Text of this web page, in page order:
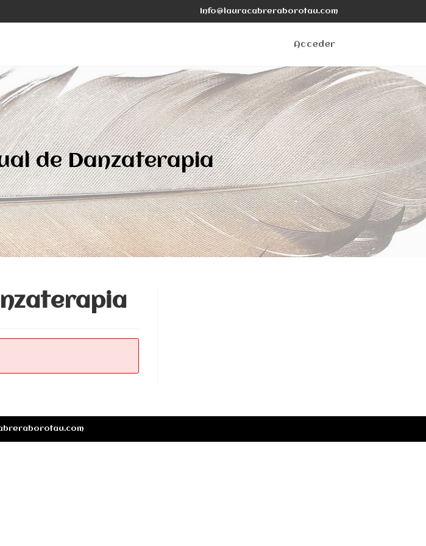
info@lauracabreraborotau.com
Acceder
de Danzaterapia